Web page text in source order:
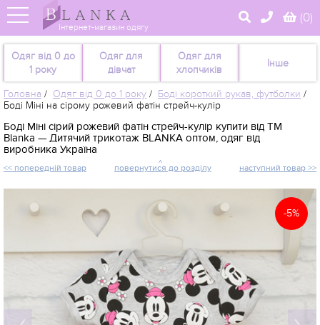
Інтернет-магазин одягу
(0)
Одяг від 0 до
1 року
Одяг для
дівчат
Одяг для
хлопчиків
Інше
Головна / Одяг від 0 до 1 року / Боді короткий рукав, футболки /
Боді Міні на сірому рожевий фатін стрейч-кулір
Боді Міні сірий рожевий фатін стрейч-кулір купити від TM
Blanka — Дитячий трикотаж BLANKA оптом, одяг від
виробника Україна
<< попередній товар наступний товар >>
повернутися до розділу
-5%